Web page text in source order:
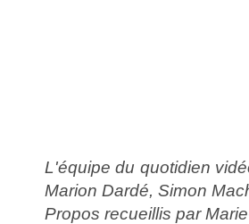
L'équipe du quotidien
Marion Dardé, Simon
Propos recueillis par